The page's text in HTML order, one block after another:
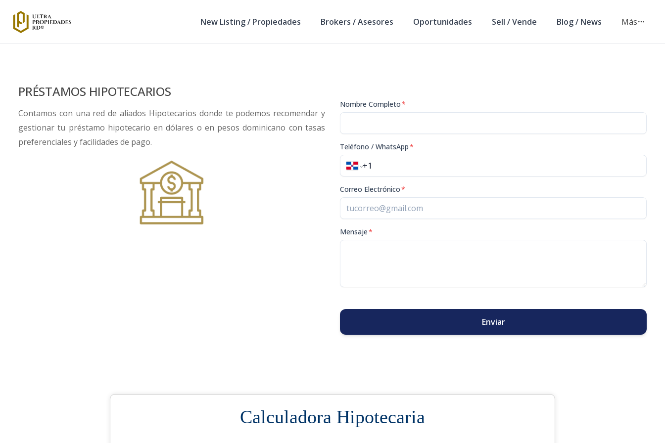
New Listing / Propiedades Brokers / Asesores Oportunidades Sell / Vende Blog / News Más
PRÉSTAMOS HIPOTECARIOS
Contamos con una red de aliados Hipotecarios donde te podemos recomendar y
gestionar tu préstamo hipotecario en dólares o en pesos dominicano con tasas
preferenciales y facilidades de pago.
Nombre Completo*
Teléfono / WhatsApp*
Correo Electrónico*
Mensaje*
Enviar
Calculadora Hipotecaria